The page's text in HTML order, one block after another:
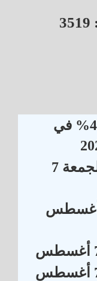
سعر طن الأسمنت الرمادي: 3519
دانة غاز تحقق ارتفاعاً بنسبة 47% في
أسعار الريال السعودي اليوم الجمعة 7
أسعار اللحوم اليوم الجمعة 7 أغسطس